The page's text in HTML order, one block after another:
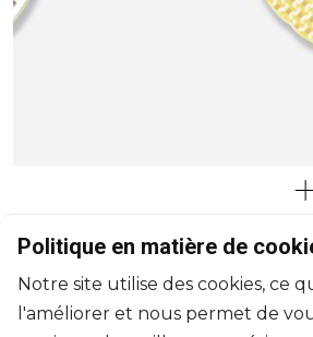
BERNARDAUD
Assiette à dessert
D: 21cm
Politique en matière de
Notre site utilise des cookies, ce
l'améliorer et nous permet de